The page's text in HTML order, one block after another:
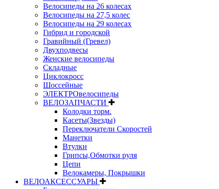
Велосипеды на 26 колесах
Велосипеды на 27,5 колес
Велосипеды на 29 колесах
Гибрид и городской
Гравийный (Гревел)
Двухподвесы
Женские велосипеды
Складные
Циклокросс
Шоссейные
ЭЛЕКТРОвелосипеды
ВЕЛОЗАПЧАСТИ
Колодки торм.
Касеты(Звезды)
Переключатели Скоростей
Манетки
Втулки
Грипсы,Обмотки руля
Цепи
Велокамеры, Покрышки
ВЕЛОАКСЕССУАРЫ